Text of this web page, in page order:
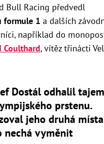
Bull Racing předvedl
formule 1 a dalších
například do
Coulthard, vítěz třinácti
Dostál odhalil
prstenu.
jeho druhá
nechá vyměnit